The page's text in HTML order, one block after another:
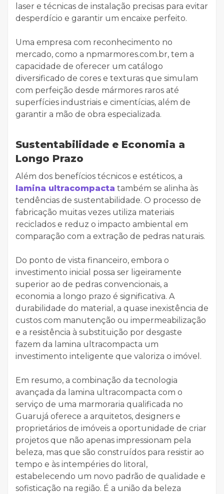
laser e técnicas de instalação precisas para evitar
desperdício e garantir um encaixe perfeito.
Uma empresa com reconhecimento no
mercado, como a npmarmores.com.br, tem a
capacidade de oferecer um catálogo
diversificado de cores e texturas que simulam
com perfeição desde mármores raros até
superfícies industriais e cimentícias, além de
garantir a mão de obra especializada.
Sustentabilidade e Economia a
Longo Prazo
Além dos benefícios técnicos e estéticos, a
lamina ultracompacta também se alinha às
tendências de sustentabilidade. O processo de
fabricação muitas vezes utiliza materiais
reciclados e reduz o impacto ambiental em
comparação com a extração de pedras naturais.
Do ponto de vista financeiro, embora o
investimento inicial possa ser ligeiramente
superior ao de pedras convencionais, a
economia a longo prazo é significativa. A
durabilidade do material, a quase inexistência de
custos com manutenção ou impermeabilização
e a resistência à substituição por desgaste
fazem da lamina ultracompacta um
investimento inteligente que valoriza o imóvel.
Em resumo, a combinação da tecnologia
avançada da lamina ultracompacta com o
serviço de uma marmoraria qualificada no
Guarujá oferece a arquitetos, designers e
proprietários de imóveis a oportunidade de criar
projetos que não apenas impressionam pela
beleza, mas que são construídos para resistir ao
tempo e às intempéries do litoral,
estabelecendo um novo padrão de qualidade e
sofisticação na região. É a união da beleza